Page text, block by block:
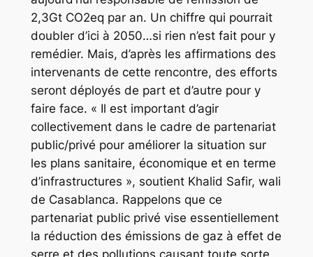
2,3Gt CO2eq par an. Un chiffre qui pourrait
doubler d’ici à 2050…si rien n’est fait pour y
remédier. Mais, d’après les affirmations des
intervenants de cette rencontre, des efforts
seront déployés de part et d’autre pour y
faire face. « Il est important d’agir
collectivement dans le cadre de partenariat
public/privé pour améliorer la situation sur
les plans sanitaire, économique et en terme
d’infrastructures », soutient Khalid Safir, wali
de Casablanca. Rappelons que ce
partenariat public privé vise essentiellement
la réduction des émissions de gaz à effet de